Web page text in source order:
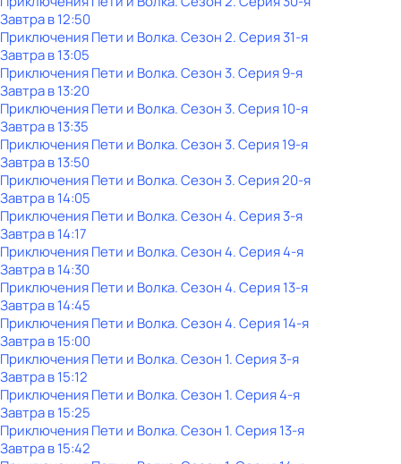
Завтра в 12:50
Приключения Пети и Волка. Сезон 2. Серия 31-я
Завтра в 13:05
Приключения Пети и Волка. Сезон 3. Серия 9-я
Завтра в 13:20
Приключения Пети и Волка. Сезон 3. Серия 10-я
Завтра в 13:35
Приключения Пети и Волка. Сезон 3. Серия 19-я
Завтра в 13:50
Приключения Пети и Волка. Сезон 3. Серия 20-я
Завтра в 14:05
Приключения Пети и Волка. Сезон 4. Серия 3-я
Завтра в 14:17
Приключения Пети и Волка. Сезон 4. Серия 4-я
Завтра в 14:30
Приключения Пети и Волка. Сезон 4. Серия 13-я
Завтра в 14:45
Приключения Пети и Волка. Сезон 4. Серия 14-я
Завтра в 15:00
Приключения Пети и Волка. Сезон 1. Серия 3-я
Завтра в 15:12
Приключения Пети и Волка. Сезон 1. Серия 4-я
Завтра в 15:25
Приключения Пети и Волка. Сезон 1. Серия 13-я
Завтра в 15:42